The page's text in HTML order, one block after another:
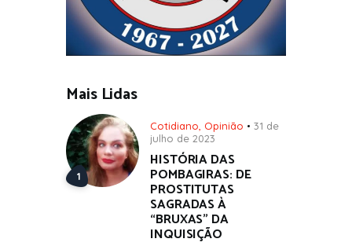
Mais Lidas
Cotidiano Opinião
31 de
julho de 2023
HISTÓRIA DAS
POMBAGIRAS: DE
PROSTITUTAS
SAGRADAS À
“BRUXAS” DA
INQUISIÇÃO